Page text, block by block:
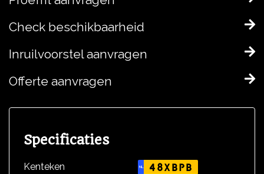
Check beschikbaarheid
Inruilvoorstel aanvragen
Offerte aanvragen
Specificaties
Kenteken NL 48XBPB